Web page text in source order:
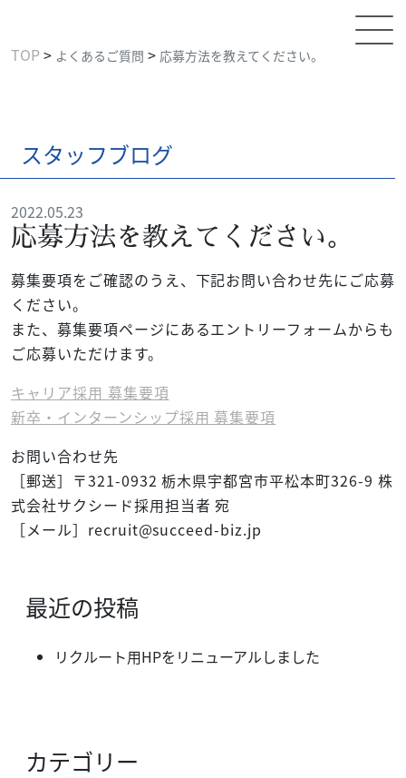
TOP> よくあるご質問 > 応募方法を教えてください。
スタッフブログ
2022.05.23
応募方法を教えてください。
募集要項をご確認のうえ、下記お問い合わせ先にご応募
ください。
また、募集要項ページにあるエントリーフォームからも
ご応募いただけます。
キャリア採用 募集要項
新卒・インターンシップ採用 募集要項
お問い合わせ先
［郵送］〒321-0932 栃木県宇都宮市平松本町326-9 株
式会社サクシード採用担当者 宛
［メール］recruit@succeed-biz.jp
最近の投稿
リクルート用HPをリニューアルしました
カテゴリー